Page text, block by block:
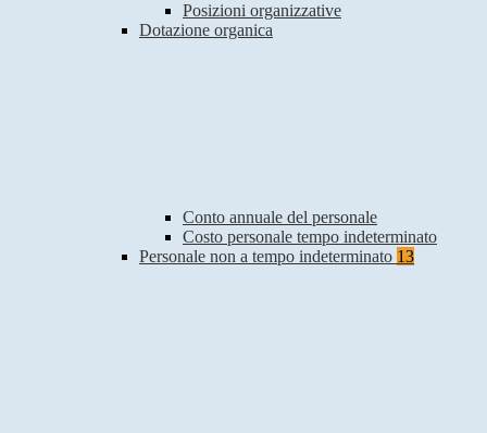
Posizioni organizzative
Dotazione organica
Conto annuale del personale
Costo personale tempo indeterminato
Personale non a tempo indeterminato 13